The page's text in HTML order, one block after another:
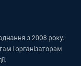
з 2008 року.
і організаторам